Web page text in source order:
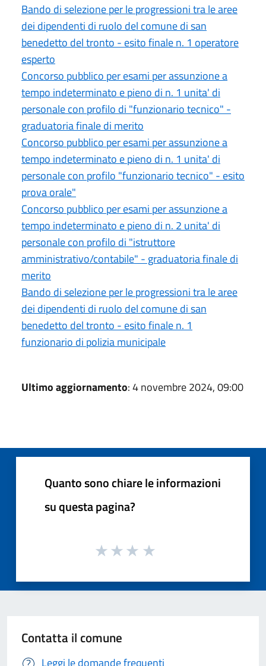
Bando di selezione per le progressioni tra le aree
dei dipendenti di ruolo del comune di san
benedetto del tronto - esito finale n. 1 operatore
esperto
Concorso pubblico per esami per assunzione a
tempo indeterminato e pieno di n. 1 unita' di
personale con profilo di "funzionario tecnico" -
graduatoria finale di merito
Concorso pubblico per esami per assunzione a
tempo indeterminato e pieno di n. 1 unita' di
personale con profilo "funzionario tecnico" - esito
prova orale"
Concorso pubblico per esami per assunzione a
tempo indeterminato e pieno di n. 2 unita' di
personale con profilo di "istruttore
amministrativo/contabile" - graduatoria finale di
merito
Bando di selezione per le progressioni tra le aree
dei dipendenti di ruolo del comune di san
benedetto del tronto - esito finale n. 1
funzionario di polizia municipale
Ultimo aggiornamento: 4 novembre 2024, 09:00
Quanto sono chiare le informazioni
su questa pagina?
Contatta il comune
Leggi le domande frequenti